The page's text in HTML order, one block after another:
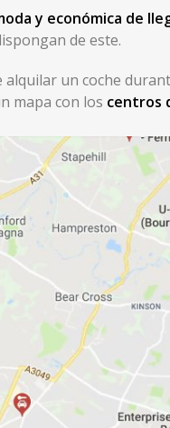
y económica de
de este.
un coche
mapa con los centros